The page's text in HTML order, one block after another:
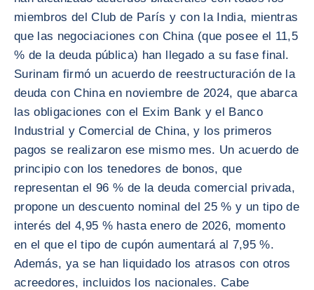
miembros del Club de París y con la India, mientras
que las negociaciones con China (que posee el 11,5
% de la deuda pública) han llegado a su fase final.
Surinam firmó un acuerdo de reestructuración de la
deuda con China en noviembre de 2024, que abarca
las obligaciones con el Exim Bank y el Banco
Industrial y Comercial de China, y los primeros
pagos se realizaron ese mismo mes. Un acuerdo de
principio con los tenedores de bonos, que
representan el 96 % de la deuda comercial privada,
propone un descuento nominal del 25 % y un tipo de
interés del 4,95 % hasta enero de 2026, momento
en el que el tipo de cupón aumentará al 7,95 %.
Además, ya se han liquidado los atrasos con otros
acreedores, incluidos los nacionales. Cabe